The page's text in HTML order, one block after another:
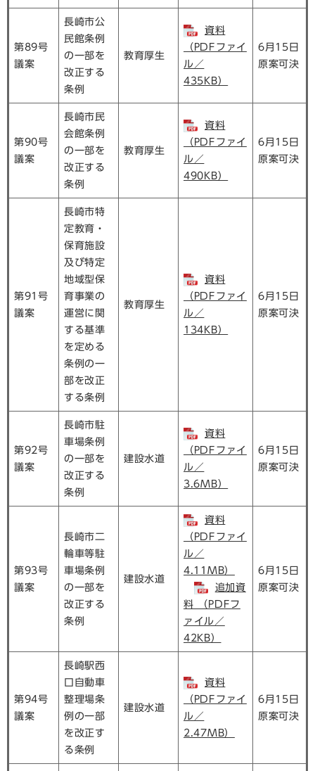
第89号
議案
長崎市公
民館条例
の一部を
改正する
条例
教育厚生
資料
（PDFファイ
ル／
435KB）
6月15日
原案可決
第90号
議案
長崎市民
会館条例
の一部を
改正する
条例
教育厚生
資料
（PDFファイ
ル／
490KB）
6月15日
原案可決
第91号
議案
長崎市特
定教育・
保育施設
及び特定
地域型保
育事業の
運営に関
する基準
を定める
条例の一
部を改正
する条例
教育厚生
資料
（PDFファイ
ル／
134KB）
6月15日
原案可決
第92号
議案
長崎市駐
車場条例
の一部を
改正する
条例
建設水道
資料
（PDFファイ
ル／
3.6MB）
6月15日
原案可決
第93号
議案
長崎市二
輪車等駐
車場条例
の一部を
改正する
条例
建設水道
資料
（PDFファイ
ル／
4.11MB）
追加資
料 （PDFフ
ァイル／
42KB）
6月15日
原案可決
第94号
議案
長崎駅西
口自動車
整理場条
例の一部
を改正す
る条例
建設水道
資料
（PDFファイ
ル／
2.47MB）
6月15日
原案可決